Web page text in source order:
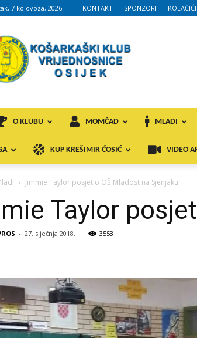
7 kolovoza, 2026 KONTAKT SPONZORI
O KLUBU MOMČAD MLADI
KUP KREŠIMIR ĆOSIĆ VIDEO
Jimmie Taylor posjetio OŠ Mladost na Sjenjaku
Taylor
- 27. siječnja 2018. 3553